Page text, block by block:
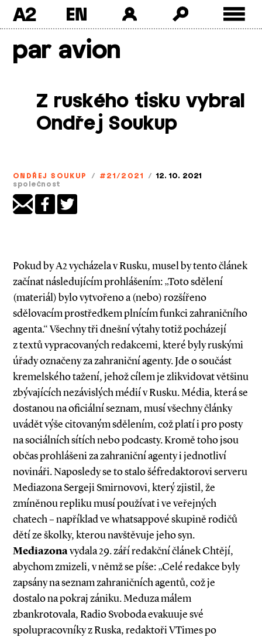
content
A2
par avion
Z ruského tisku vybral
Ondřej Soukup
ONDŘEJ SOUKUP / #21/2021 / 12. 10. 2021
společnost
Pokud by A2 vycházela v Rusku, musel by tento článek
začínat následujícím prohlášením: „Toto sdělení
(materiál) bylo vytvořeno a (nebo) rozšířeno
sdělovacím prostředkem plnícím funkci zahraničního
agenta.“ Všechny tři dnešní výtahy totiž pocházejí
z textů vypracovaných redakcemi, které byly ruskými
úřady označeny za zahraniční agenty. Jde o součást
kremelského tažení, jehož cílem je zlikvidovat většinu
zbývajících nezávislých médií v Rusku. Média, která se
dostanou na oficiální seznam, musí všechny články
uvádět výše citovaným sdělením, což platí i pro posty
na sociálních sítích nebo podcasty. Kromě toho jsou
občas prohlášeni za zahraniční agenty i jednotliví
novináři. Naposledy se to stalo šéfredaktorovi serveru
Mediazona Sergeji Smirnovovi, který zjistil, že
zmíněnou repliku musí používat i ve veřejných
chatech – například ve whatsappové skupině rodičů
dětí ze školky, kterou navštěvuje jeho syn.
Mediazonavydala 29. září redakční článek Chtějí,
abychom zmizeli, v němž se píše: „Celé redakce byly
zapsány na seznam zahraničních agentů, což je
dostalo na pokraj zániku. Meduza málem
zbankrotovala, Radio Svoboda evakuuje své
spolupracovníky z Ruska, redaktoři VTimes po